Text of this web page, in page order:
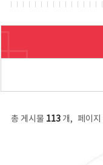
총 게시물 113개, 페이지